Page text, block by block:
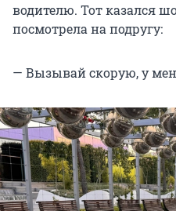
водителю. Тот казался
посмотрела на подругу:
— Вызывай скорую, у